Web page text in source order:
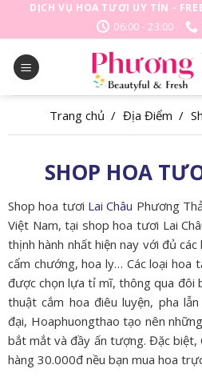
DỊCH VỤ HOA TƯƠI UY TÍN -
06:00 - 23:00
Trang chủ / Địa Điểm /
SHOP HOA
Shop hoa tươi Lai Châu Phương
Việt Nam, tại shop hoa tươi Lai
thịnh hành nhất hiện nay với đủ
cẩm chướng, hoa ly… Các loại hoa
được chọn lựa tỉ mĩ, thông qua đôi
thuật cắm hoa điêu luyện, pha
đại, Hoaphuongthao tạo nên
bắt mắt và đầy ấn tượng. Đặc biệt,
hàng 30.000đ nều bạn mua hoa